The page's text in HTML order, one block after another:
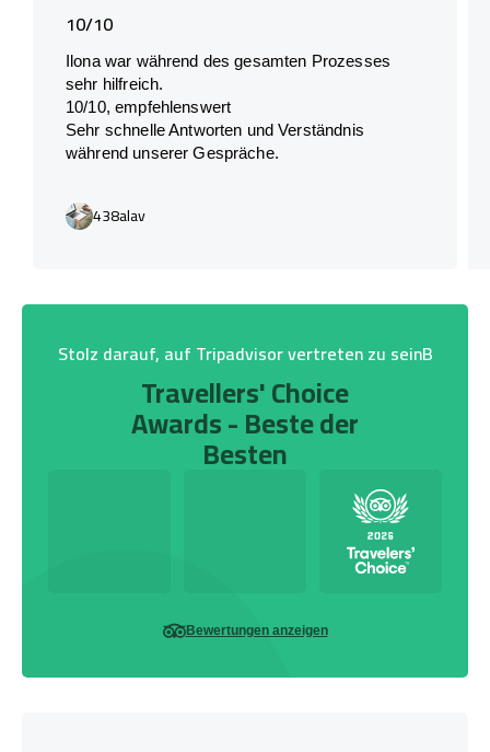
10/10
Ilona war während des gesamten Prozesses
sehr hilfreich.
10/10, empfehlenswert
Sehr schnelle Antworten und Verständnis
während unserer Gespräche.
438alav
Stolz darauf, auf Tripadvisor vertreten zu seinB
Travellers' Choice
Awards - Beste der
Besten
Bewertungen anzeigen